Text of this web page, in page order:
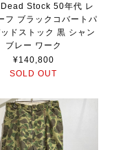
Stock 50年代 レ
フ ブラックコバートパ
ドストック 黒 シャン
ブレー ワーク
¥140,800
SOLD OUT